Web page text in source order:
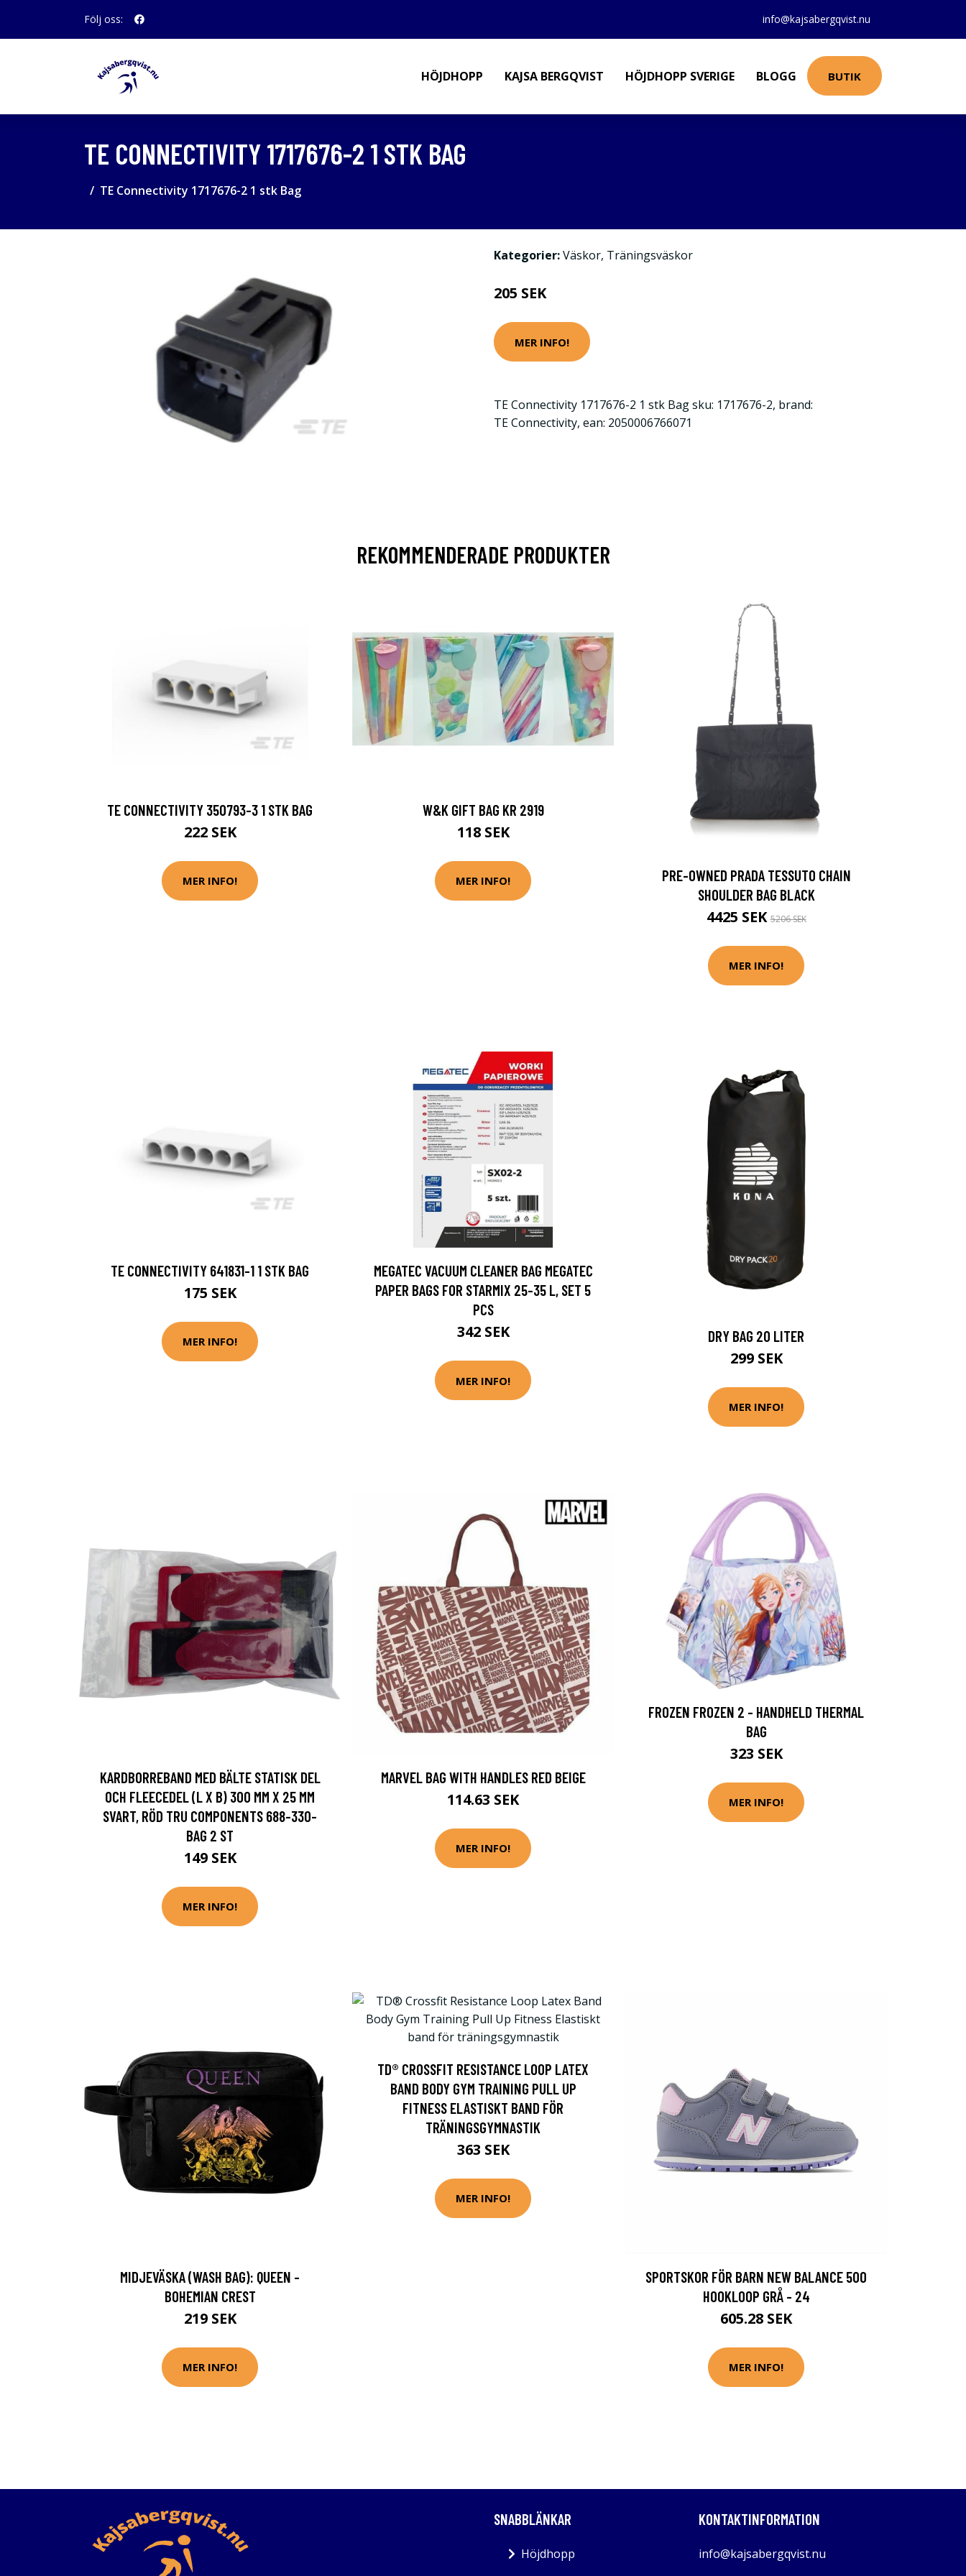
Följ oss: info@kajsabergqvist.nu
HÖJDHOPP KAJSA BERGQVIST HÖJDHOPP SVERIGE BLOGG BUTIK
TE CONNECTIVITY 1717676-2 1 STK BAG
TE Connectivity 1717676-2 1 stk Bag
Kategorier:Väskor, Träningsväskor
205 SEK
MER INFO!
TE Connectivity 1717676-2 1 stk Bag sku: 1717676-2, brand:
TE Connectivity, ean: 2050006766071
REKOMMENDERADE PRODUKTER
TE CONNECTIVITY 350793-3 1 STK BAG
222 SEK
MER INFO!
W&K GIFT BAG KR 2919
118 SEK
MER INFO!
PRE-OWNED PRADA TESSUTO CHAIN
SHOULDER BAG BLACK
4425 SEK5206 SEK
MER INFO!
TE CONNECTIVITY 641831-1 1 STK BAG
175 SEK
MER INFO!
MEGATEC VACUUM CLEANER BAG MEGATEC
PAPER BAGS FOR STARMIX 25-35 L, SET 5
PCS
342 SEK
MER INFO!
DRY BAG 20 LITER
299 SEK
MER INFO!
KARDBORREBAND MED BÄLTE STATISK DEL
OCH FLEECEDEL (L X B) 300 MM X 25 MM
SVART, RÖD TRU COMPONENTS 688-330-
BAG 2 ST
149 SEK
MER INFO!
MARVEL BAG WITH HANDLES RED BEIGE
114.63 SEK
MER INFO!
FROZEN FROZEN 2 - HANDHELD THERMAL
BAG
323 SEK
MER INFO!
MIDJEVÄSKA (WASH BAG): QUEEN -
BOHEMIAN CREST
219 SEK
MER INFO!
TD® CROSSFIT RESISTANCE LOOP LATEX
BAND BODY GYM TRAINING PULL UP
FITNESS ELASTISKT BAND FÖR
TRÄNINGSGYMNASTIK
363 SEK
MER INFO!
SPORTSKOR FÖR BARN NEW BALANCE 500
HOOKLOOP GRÅ - 24
605.28 SEK
MER INFO!
SNABBLÄNKAR
Höjdhopp
KONTAKTINFORMATION
info@kajsabergqvist.nu